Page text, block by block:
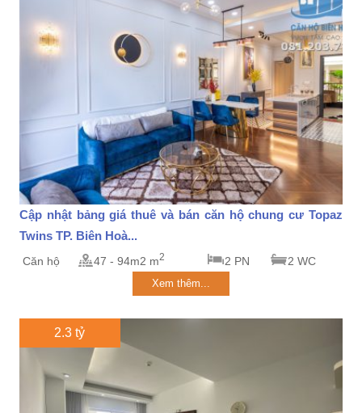
Cập nhật bảng giá thuê và bán căn hộ chung cư Topaz
Twins TP. Biên Hoà...
Căn hộ 47 - 94m2 m2 2 PN 2 WC
Xem thêm...
2.3 tỷ